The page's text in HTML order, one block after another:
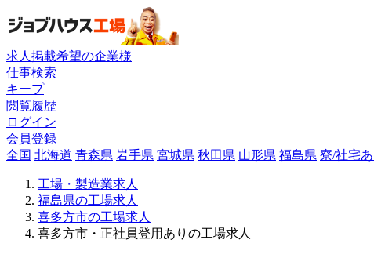
求人掲載希望の企業様
仕事検索
キープ
閲覧履歴
ログイン
会員登録
全国 北海道 青森県 岩手県 宮城県 秋田県 山形県 福島県 寮/社宅あ
工場・製造業求人
福島県の工場求人
喜多方市の工場求人
喜多方市・正社員登用ありの工場求人